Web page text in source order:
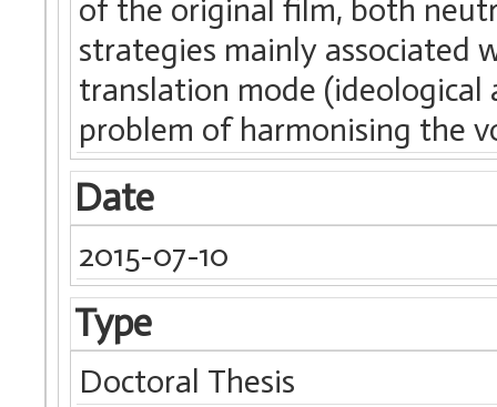
of the original film, both
strategies mainly associated
translation mode (ideological
problem of harmonising the
Date
2015-07-10
Type
Doctoral Thesis